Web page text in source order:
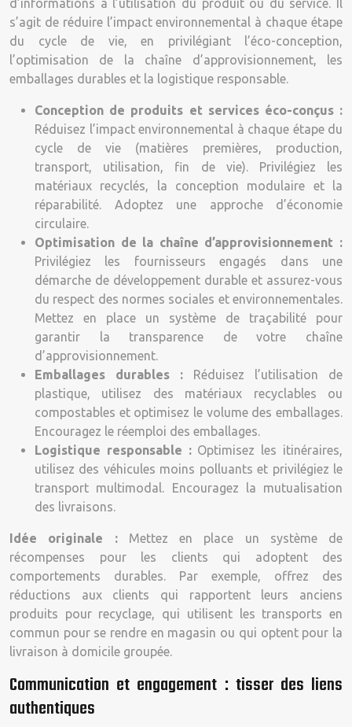
d’informations à l’utilisation du produit ou du service. Il
s’agit de réduire l’impact environnemental à chaque étape
du cycle de vie, en privilégiant l’éco-conception,
l’optimisation de la chaîne d’approvisionnement, les
emballages durables et la logistique responsable.
Conception de produits et services éco-conçus :
Réduisez l’impact environnemental à chaque étape du
cycle de vie (matières premières, production,
transport, utilisation, fin de vie). Privilégiez les
matériaux recyclés, la conception modulaire et la
réparabilité. Adoptez une approche d’économie
circulaire.
Optimisation de la chaîne d’approvisionnement :
Privilégiez les fournisseurs engagés dans une
démarche de développement durable et assurez-vous
du respect des normes sociales et environnementales.
Mettez en place un système de traçabilité pour
garantir la transparence de votre chaîne
d’approvisionnement.
Emballages durables : Réduisez l’utilisation de
plastique, utilisez des matériaux recyclables ou
compostables et optimisez le volume des emballages.
Encouragez le réemploi des emballages.
Logistique responsable : Optimisez les itinéraires,
utilisez des véhicules moins polluants et privilégiez le
transport multimodal. Encouragez la mutualisation
des livraisons.
Idée originale : Mettez en place un système de
récompenses pour les clients qui adoptent des
comportements durables. Par exemple, offrez des
réductions aux clients qui rapportent leurs anciens
produits pour recyclage, qui utilisent les transports en
commun pour se rendre en magasin ou qui optent pour la
livraison à domicile groupée.
Communication et engagement : tisser des liens
authentiques